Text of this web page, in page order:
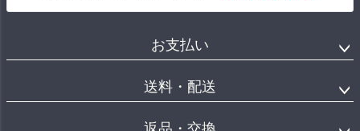
お支払い
送料・配送